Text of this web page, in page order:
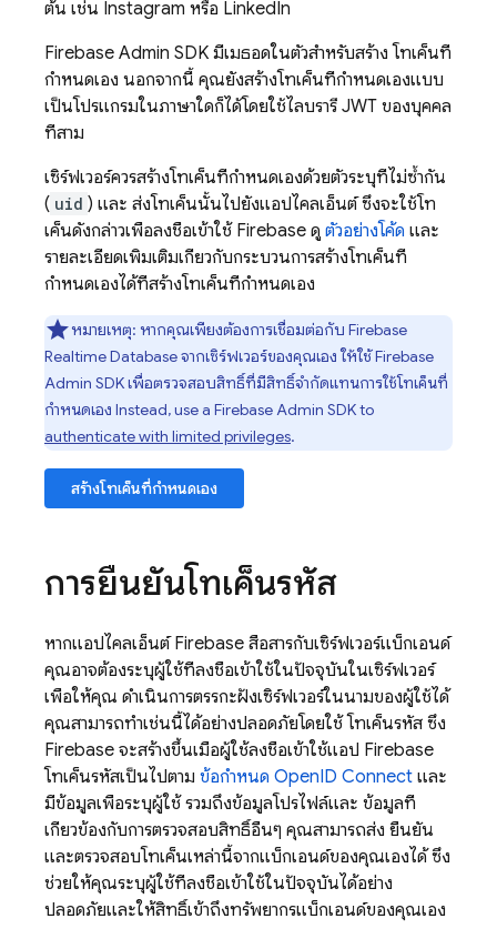
ต้น เช่น Instagram หรือ LinkedIn
Firebase Admin SDK มีเมธอดในตัวสำหรับสร้าง โทเค็นที่
กำหนดเอง นอกจากนี้ คุณยังสร้างโทเค็นที่กำหนดเองแบบ
เป็นโปรแกรมในภาษาใดก็ได้โดยใช้ไลบรารี JWT ของบุคคล
ที่สาม
เซิร์ฟเวอร์ควรสร้างโทเค็นที่กำหนดเองด้วยตัวระบุที่ไม่ซ้ำกัน
( uid ) และ ส่งโทเค็นนั้นไปยังแอปไคลเอ็นต์ ซึ่งจะใช้โท
เค็นดังกล่าวเพื่อลงชื่อเข้าใช้ Firebase ดู ตัวอย่างโค้ด และ
รายละเอียดเพิ่มเติมเกี่ยวกับกระบวนการสร้างโทเค็นที่
กำหนดเองได้ที่สร้างโทเค็นที่กำหนดเอง
หมายเหตุ: หากคุณเพียงต้องการเชื่อมต่อกับ Firebase
Realtime Databaseจากเซิร์ฟเวอร์ของคุณเอง ให้ใช้ Firebase
Admin SDK เพื่อตรวจสอบสิทธิ์ที่มีสิทธิ์จำกัดแทนการใช้โทเค็นที่
กำหนดเอง Instead, use a FirebaseAdmin SDKto
authenticate with limited privileges.
สร้างโทเค็นที่กำหนดเอง
การยืนยันโทเค็นรหัส
หากแอปไคลเอ็นต์Firebase สื่อสารกับเซิร์ฟเวอร์แบ็กเอนด์
คุณอาจต้องระบุผู้ใช้ที่ลงชื่อเข้าใช้ในปัจจุบันในเซิร์ฟเวอร์
เพื่อให้คุณ ดำเนินการตรรกะฝั่งเซิร์ฟเวอร์ในนามของผู้ใช้ได้
คุณสามารถทำเช่นนี้ได้อย่างปลอดภัยโดยใช้ โทเค็นรหัส ซึ่ง
Firebase จะสร้างขึ้นเมื่อผู้ใช้ลงชื่อเข้าใช้แอป Firebase
โทเค็นรหัสเป็นไปตาม ข้อกำหนด OpenID Connect และ
มีข้อมูลเพื่อระบุผู้ใช้ รวมถึงข้อมูลโปรไฟล์และ ข้อมูลที่
เกี่ยวข้องกับการตรวจสอบสิทธิ์อื่นๆ คุณสามารถส่ง ยืนยัน
และตรวจสอบโทเค็นเหล่านี้จากแบ็กเอนด์ของคุณเองได้ ซึ่ง
ช่วยให้คุณระบุผู้ใช้ที่ลงชื่อเข้าใช้ในปัจจุบันได้อย่าง
ปลอดภัยและให้สิทธิ์เข้าถึงทรัพยากรแบ็กเอนด์ของคุณเอง